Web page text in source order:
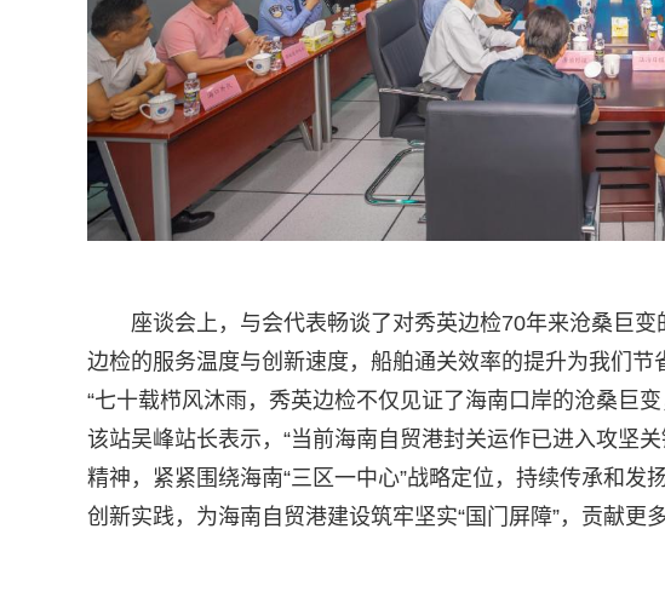
座谈会上，与会代表畅谈了对秀英边检70年来沧桑巨
边检的服务温度与创新速度，船舶通关效率的提升为我们节
“七十载栉风沐雨，秀英边检不仅见证了海南口岸的沧桑巨
该站吴峰站长表示，“当前海南自贸港封关运作已进入攻坚
精神，紧紧围绕海南“三区一中心”战略定位，持续传承和发
创新实践，为海南自贸港建设筑牢坚实“国门屏障”，贡献更